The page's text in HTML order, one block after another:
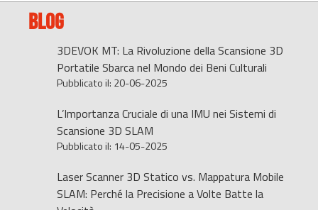
BLOG
3DEVOK MT: La Rivoluzione della Scansione 3D
Portatile Sbarca nel Mondo dei Beni Culturali
Pubblicato il: 20-06-2025
L’Importanza Cruciale di una IMU nei Sistemi di
Scansione 3D SLAM
Pubblicato il: 14-05-2025
Laser Scanner 3D Statico vs. Mappatura Mobile
SLAM: Perché la Precisione a Volte Batte la